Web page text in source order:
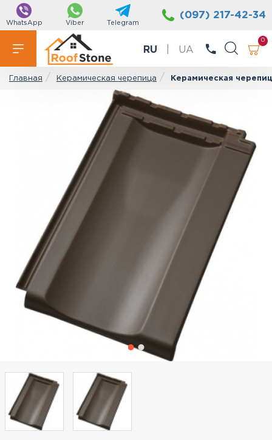
WhatsApp Viber Telegram
(097) 217-42-34
RU UA
0
Главная Керамическая черепица Керамическая